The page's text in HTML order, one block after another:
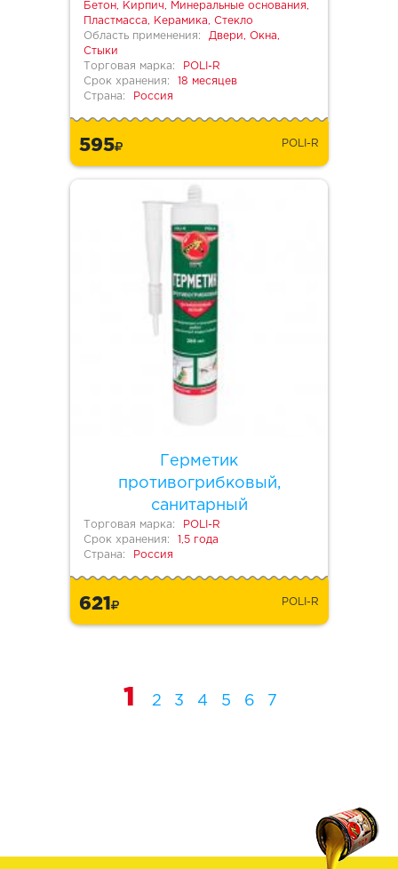
Бетон, Кирпич, Минеральные основания,
Пластмасса, Керамика, Стекло
Область применения:
Двери, Окна,
Стыки
Торговая марка:
POLI-R
Срок хранения:
18 месяцев
Страна:
Россия
595 POLI-R
Герметик
противогрибковый,
санитарный
Торговая марка:
POLI-R
Срок хранения:
1,5 года
Страна:
Россия
621 POLI-R
1 2 3 4 5 6 7